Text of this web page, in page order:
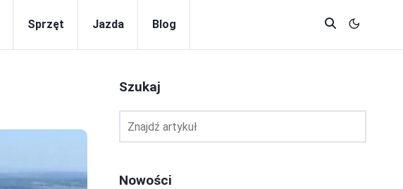
Sprzęt Jazda Blog
Szukaj
Nowości